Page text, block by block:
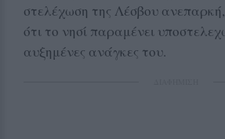
στελέχωση της Λέσβου
ότι το νησί παραμένει
αυξημένες ανάγκες του.